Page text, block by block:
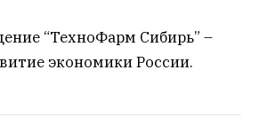
“ТехноФарм Сибирь” –
экономики России.